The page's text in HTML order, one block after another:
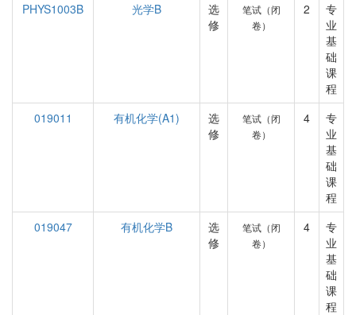
PHYS1003B
光学B
选
修
笔试（闭
卷）
2
专
业
基
础
课
程
019011
有机化学(A1)
选
修
笔试（闭
卷）
4
专
业
基
础
课
程
019047
有机化学B
选
修
笔试（闭
卷）
4
专
业
基
础
课
程